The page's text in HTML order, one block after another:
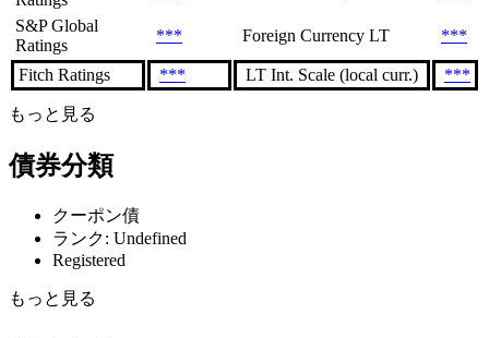
S&P Global
Ratings
*** Foreign Currency LT ***
Fitch Ratings *** LT Int. Scale (local curr.) ***
もっと見る
債券分類
クーポン債
ランク: Undefined
Registered
もっと見る